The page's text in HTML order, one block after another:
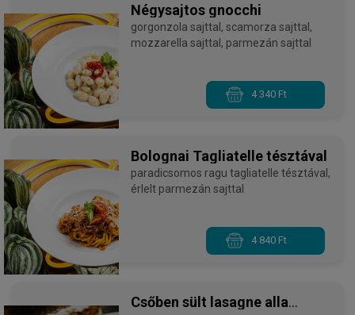
Négysajtos gnocchi
gorgonzola sajttal, scamorza sajttal,
mozzarella sajttal, parmezán sajttal
4 340 Ft
Bolognai Tagliatelle tésztával
paradicsomos ragu tagliatelle tésztával,
érlelt parmezán sajttal
4 840 Ft
Csőben sült lasagne alla